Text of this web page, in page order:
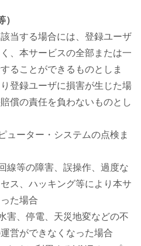
当する場合には、登録ユーザ
、本サービスの全部または一
ることができるものとしま
登録ユーザに損害が生じた場
償の責任を負わないものとし
ューター・システムの点検ま
線等の障害、誤操作、過度な
ス、ハッキング等により本サ
た場合
害、停電、天災地変などの不
営ができなくなった場合